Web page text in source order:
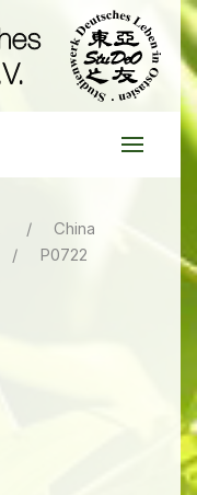
China
P0722